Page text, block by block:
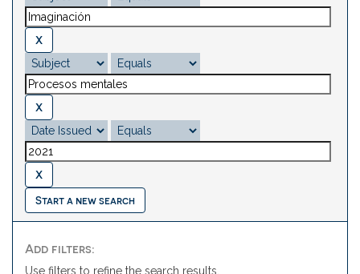
Start a new search
Add filters:
Use filters to refine the search results.